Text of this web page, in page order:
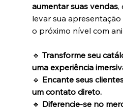
aumentar suas vendas,
levar sua
o próximo nível com
🔹 Transforme seu
uma experiência
🔹 Encante seus
um contato direto.
🔹 Diferencie-se no